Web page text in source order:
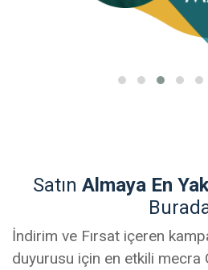
Satın Almaya En
İndirim ve Fırsat içeren
duyurusu için en etkili mecra